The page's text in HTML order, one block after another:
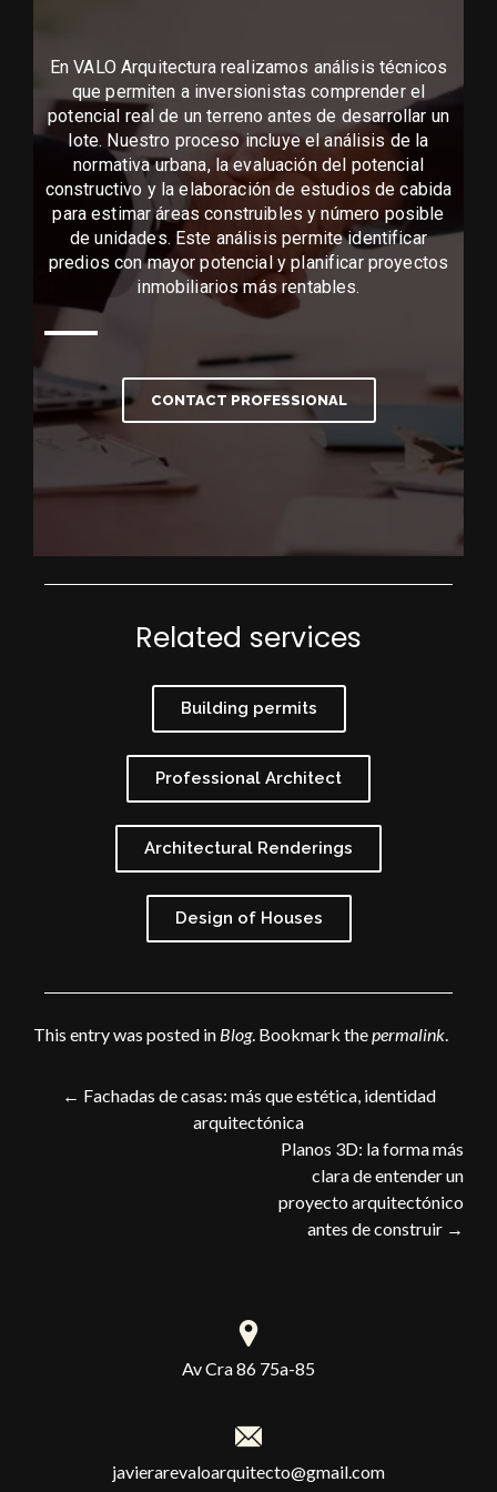
En VALO Arquitectura realizamos análisis técnicos
que permiten a inversionistas comprender el
potencial real de un terreno antes de desarrollar un
lote. Nuestro proceso incluye el análisis de la
normativa urbana, la evaluación del potencial
constructivo y la elaboración de estudios de cabida
para estimar áreas construibles y número posible
de unidades. Este análisis permite identificar
predios con mayor potencial y planificar proyectos
inmobiliarios más rentables.
CONTACT PROFESSIONAL
Related services
Building permits
Professional Architect
Architectural Renderings
Design of Houses
This entry was posted in Blog. Bookmark thepermalink
← Fachadas de casas: más que estética, identidad
arquitectónica
Planos 3D: la forma más
clara de entender un
proyecto arquitectónico
antes de construir →
Av Cra 86 75a-85
javierarevaloarquitecto@gmail.com